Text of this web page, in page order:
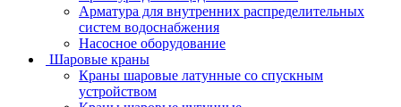
Арматура для внутренних распределительных
систем водоснабжения
Насосное оборудование
Шаровые краны
Краны шаровые латунные со спускным
устройством